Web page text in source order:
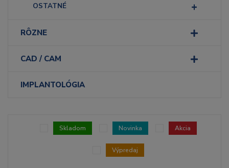
OSTATNÉ
RÔZNE
CAD / CAM
IMPLANTOLÓGIA
Skladom Novinka Akcia
Výpredaj